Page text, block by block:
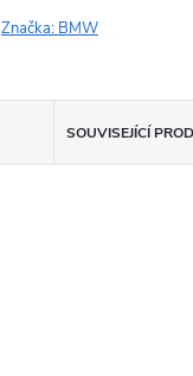
Značka: BMW
SOUVISEJÍCÍ